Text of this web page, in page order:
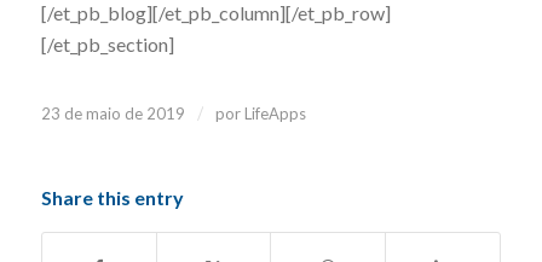
[/et_pb_blog][/et_pb_column][/et_pb_row]
[/et_pb_section]
23 de maio de 2019 / por LifeApps
Share this entry